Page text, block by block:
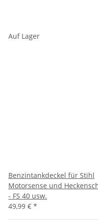
Auf Lager
Benzintankdeckel für Stihl
Motorsense und
- FS 40 usw.
49,99 € *